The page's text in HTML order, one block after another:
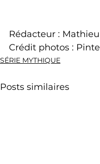
Rédacteur :
Crédit photos :
SÉRIE MYTHIQUE
Posts similaires